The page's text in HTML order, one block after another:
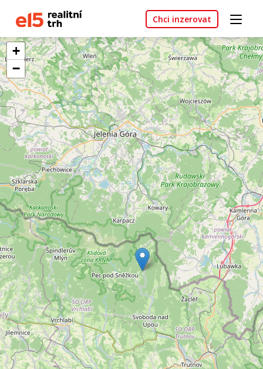
Chci inzerovat
+
−